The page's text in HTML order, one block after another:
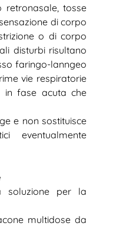
retronasale, tosse
di corpo
o di corpo
disturbi risultano
faringo-lanngeo
vie respiratorie
in fase acuta che
e non sostituisce
eventualmente
soluzione per la
multidose da